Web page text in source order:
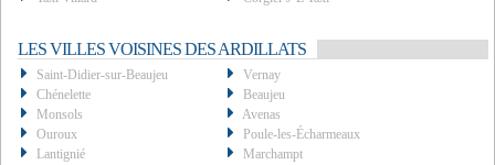
LES VILLES VOISINES DES ARDILLATS
Saint-Didier-sur-Beaujeu
Vernay
Chénelette
Beaujeu
Monsols
Avenas
Ouroux
Poule-les-Écharmeaux
Lantignié
Marchampt